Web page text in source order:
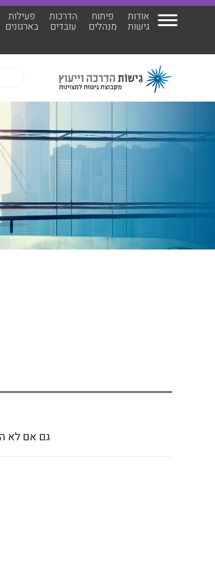
אודות
גישות
פיתוח
מנהלים
הדרכות
עובדים
פעילות
בארגונים
אודות גישות
פעילות בארגונים
גם‭ ‬אם‭ ‬לא‭ ‬הצלחת‭ ‬בחלום‭ ‬שבחרת‭,‬ תמיד‭ ‬יש‭ ‬לך‭ ‬את‭ ‬האופציה‭ ‬לגבש‭ ‬חלום‭ ‬חדש‭..‬